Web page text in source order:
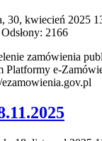
30, kwiecień 2025
Odsłony: 2166
zamówienia
Platformy e-